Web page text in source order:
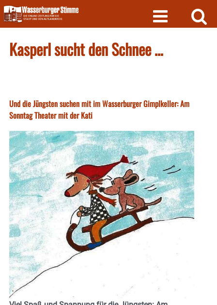
Skip
to
content
Kasperl sucht den Schnee …
Und die Jüngsten suchen mit im Wasserburger Gimplkeller: Am
Sonntag Theater mit der Kati